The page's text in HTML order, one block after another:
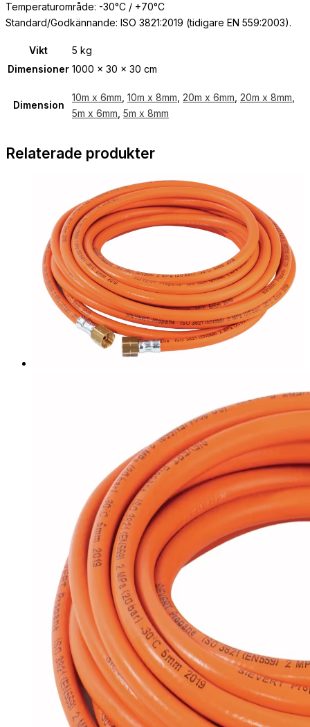
Temperaturområde: -30°C / +70°C
Standard/Godkännande: ISO 3821:2019 (tidigare EN 559:2003).
Vikt
5 kg
Dimensioner 1000 × 30 × 30 cm
Dimension
10m x 6mm 10m x 8mm 20m x 6mm 20m x 8mm
5m x 6mm 5m x 8mm
Relaterade produkter